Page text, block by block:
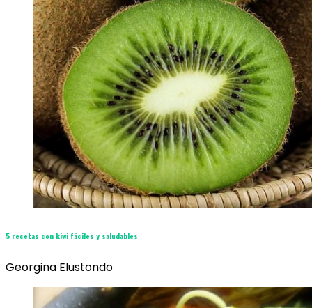
5 recetas con kiwi fáciles y saludables
Georgina Elustondo